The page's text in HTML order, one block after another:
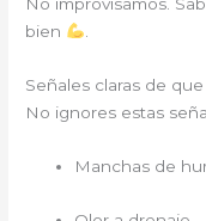
bien
Señales claras de
No ignores estas
Manchas de